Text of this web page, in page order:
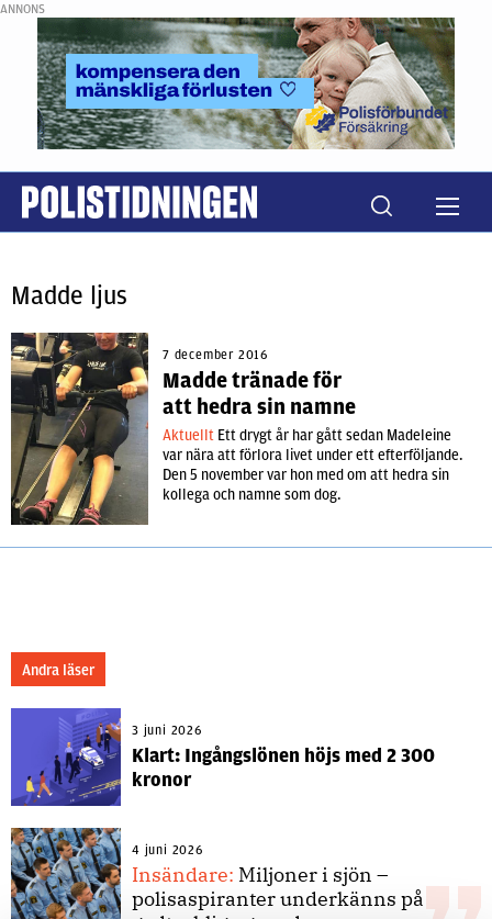
ANNONS
Madde ljus
7 december 2016
Madde tränade för
att hedra sin namne
Aktuellt Ett drygt år har gått sedan Madeleine
var nära att förlora livet under ett efterföljande.
Den 5 november var hon med om att hedra sin
kollega och namne som dog.
Andra läser
3 juni 2026
Klart: Ingångslönen höjs med 2 300
kronor
4 juni 2026
Insändare: Miljoner i sjön –
polisaspiranter underkänns på